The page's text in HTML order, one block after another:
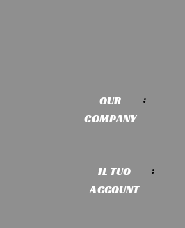
OUR
COMPANY
IL TUO
ACCOUNT